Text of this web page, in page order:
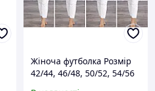
Жіноча футболка Розмір
42/44, 46/48, 50/52, 54/56